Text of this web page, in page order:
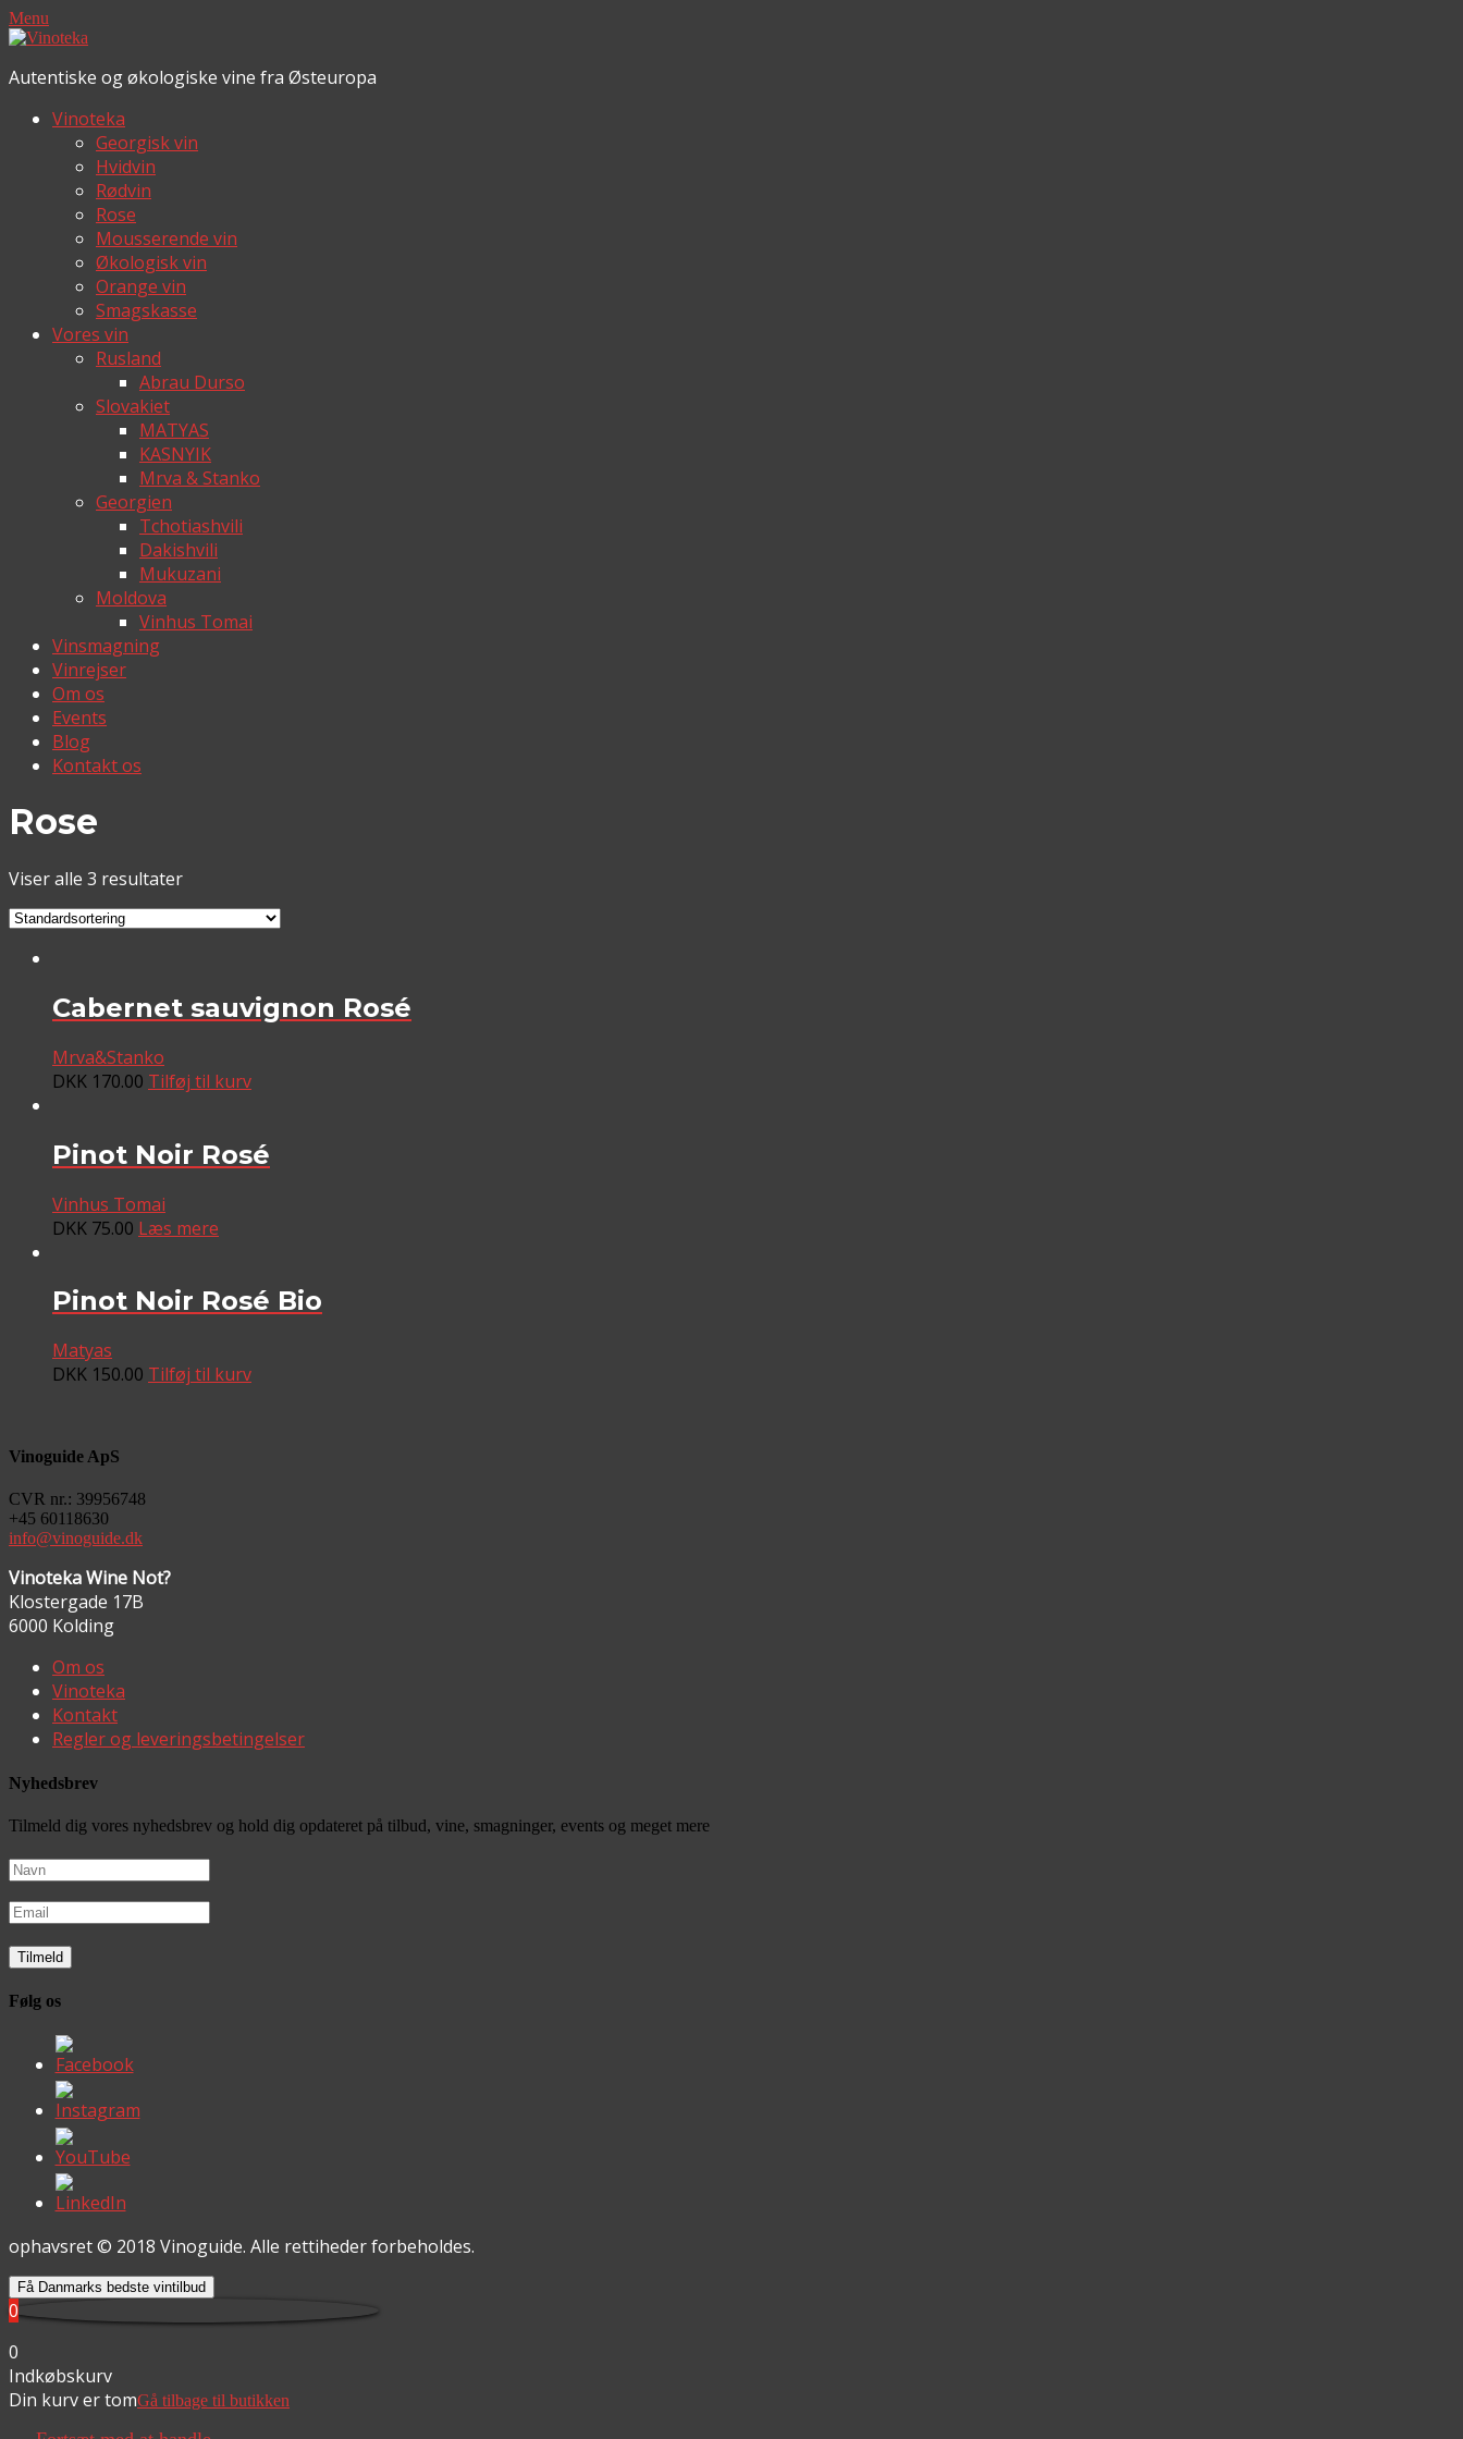
Menu
Autentiske og økologiske vine fra Østeuropa
Vinoteka
Georgisk vin
Hvidvin
Rødvin
Rose
Mousserende vin
Økologisk vin
Orange vin
Smagskasse
Vores vin
Rusland
Abrau Durso
Slovakiet
MATYAS
KASNYIK
Mrva & Stanko
Georgien
Tchotiashvili
Dakishvili
Mukuzani
Moldova
Vinhus Tomai
Vinsmagning
Vinrejser
Om os
Events
Blog
Kontakt os
Rose
Viser alle 3 resultater
Cabernet sauvignon Rosé
Mrva&Stanko
DKK 170.00 Tilføj til kurv
Pinot Noir Rosé
Vinhus Tomai
DKK 75.00 Læs mere
Pinot Noir Rosé Bio
Matyas
DKK 150.00 Tilføj til kurv
Vinoguide ApS
CVR nr.: 39956748
+45 60118630
info@vinoguide.dk
Vinoteka Wine Not?
Klostergade 17B
6000 Kolding
Om os
Vinoteka
Kontakt
Regler og leveringsbetingelser
Nyhedsbrev
Tilmeld dig vores nyhedsbrev og hold dig opdateret på tilbud, vine, smagninger, events og meget mere
Følg os
ophavsret © 2018 Vinoguide. Alle rettiheder forbeholdes.
Få Danmarks bedste vintilbud
0
0
Indkøbskurv
Din kurv er tomGå tilbage til butikken